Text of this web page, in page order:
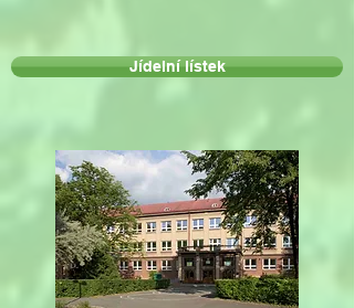
Jídelní lístek